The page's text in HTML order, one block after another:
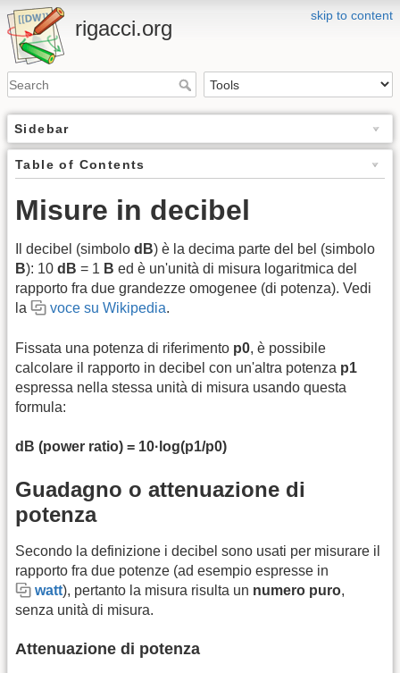
skip to content
rigacci.org
Sidebar
Table of Contents
Misure in decibel
Il decibel (simbolo dB) è la decima parte del bel (simbolo
B): 10 dB = 1 B ed è un'unità di misura logaritmica del
rapporto fra due grandezze omogenee (di potenza). Vedi
la
voce su Wikipedia.
Fissata una potenza di riferimento p0, è possibile
calcolare il rapporto in decibel con un'altra potenza p1
espressa nella stessa unità di misura usando questa
formula:
dB (power ratio) = 10·log(p1/p0)
Guadagno o attenuazione di
potenza
Secondo la definizione i decibel sono usati per misurare il
rapporto fra due potenze (ad esempio espresse in
watt), pertanto la misura risulta un numero puro,
senza unità di misura.
Attenuazione di potenza